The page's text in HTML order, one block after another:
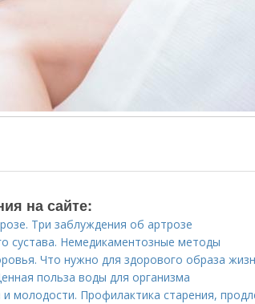
на сайте:
Три заблуждения об артрозе
сустава. Немедикаментозные методы
Что нужно для здорового образа
польза воды для организма
молодости. Профилактика старения,